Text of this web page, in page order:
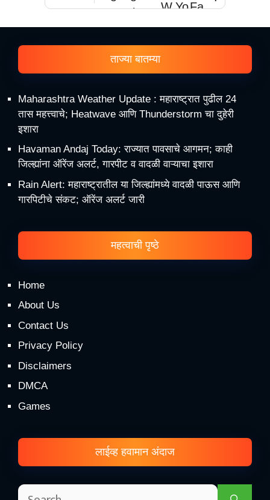
ताज्या बातम्या
Maharashtra Weather Update : महाराष्ट्रात पुढील 24
तास महत्त्वाचे; Heatwave आणि Thunderstorm चा दुहेरी
इशारा
Havaman Andaj Today: राज्यात पावसाचे आगमन; काही
जिल्ह्यांना ऑरेंज अलर्ट, गारपीट व वादळी वाऱ्याचा इशारा
Rain Alert: महाराष्ट्रातील या जिल्ह्यांमध्ये वादळी पाऊस आणि
गारपिटीचे संकट; ऑरेंज अलर्ट जारी
महत्वाची पृष्ठे
Home
About Us
Contact Us
Privacy Policy
Disclaimers
DMCA
Games
लाईव्ह हवामान अंदाज